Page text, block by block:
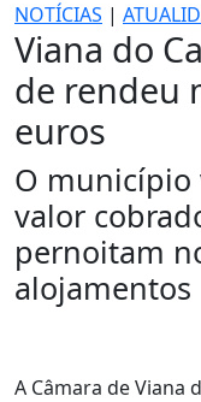
NOTÍCIAS |
Viana do
de rendeu
euros
O município
valor
pernoitam
alojamentos
A Câmara de Viana